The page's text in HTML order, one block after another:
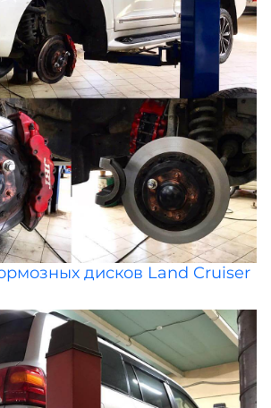
дисков Land Cruiser